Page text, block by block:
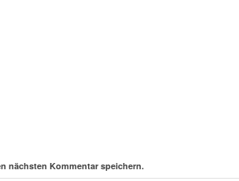
nächsten Kommentar speichern.